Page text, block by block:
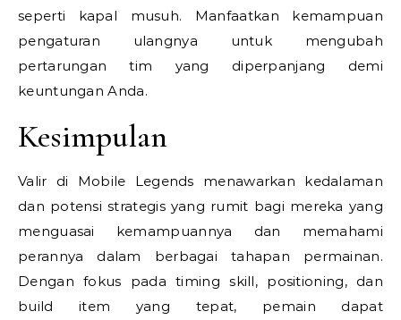
seperti kapal musuh. Manfaatkan kemampuan
pengaturan ulangnya untuk mengubah
pertarungan tim yang diperpanjang demi
keuntungan Anda.
Kesimpulan
Valir di Mobile Legends menawarkan kedalaman
dan potensi strategis yang rumit bagi mereka yang
menguasai kemampuannya dan memahami
perannya dalam berbagai tahapan permainan.
Dengan fokus pada timing skill, positioning, dan
build item yang tepat, pemain dapat